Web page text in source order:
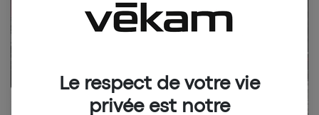
Le respect de votre vie
privée est notre